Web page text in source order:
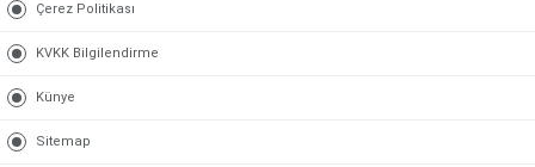
Çerez Politikası
KVKK Bilgilendirme
Künye
Sitemap